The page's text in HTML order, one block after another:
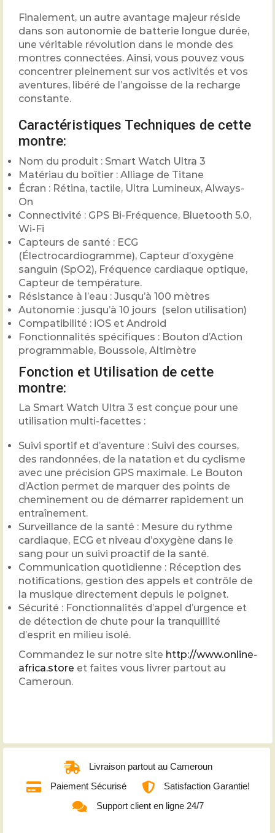
Finalement, un autre avantage majeur réside
dans son autonomie de batterie longue durée,
une véritable révolution dans le monde des
montres connectées. Ainsi, vous pouvez vous
concentrer pleinement sur vos activités et vos
aventures, libéré de l’angoisse de la recharge
constante.
Caractéristiques Techniques de cette
montre:
Nom du produit : Smart Watch Ultra 3
Matériau du boîtier : Alliage de Titane
Écran : Rétina, tactile, Ultra Lumineux, Always-
On
Connectivité : GPS Bi-Fréquence, Bluetooth 5.0,
Wi-Fi
Capteurs de santé : ECG
(Électrocardiogramme), Capteur d’oxygène
sanguin (SpO2), Fréquence cardiaque optique,
Capteur de température.
Résistance à l’eau : Jusqu’à 100 mètres
Autonomie : jusqu’à 10 jours (selon utilisation)
Compatibilité : iOS et Android
Fonctionnalités spécifiques : Bouton d’Action
programmable, Boussole, Altimètre
Fonction et Utilisation de cette
montre:
La Smart Watch Ultra 3 est conçue pour une
utilisation multi-facettes :
Suivi sportif et d’aventure : Suivi des courses,
des randonnées, de la natation et du cyclisme
avec une précision GPS maximale. Le Bouton
d’Action permet de marquer des points de
cheminement ou de démarrer rapidement un
entraînement.
Surveillance de la santé : Mesure du rythme
cardiaque, ECG et niveau d’oxygène dans le
sang pour un suivi proactif de la santé.
Communication quotidienne : Réception des
notifications, gestion des appels et contrôle de
la musique directement depuis le poignet.
Sécurité : Fonctionnalités d’appel d’urgence et
de détection de chute pour la tranquillité
d’esprit en milieu isolé.
Commandez le sur notre site http://www.online-
africa.store et faites vous livrer partout au
Cameroun.
Livraison partout au Cameroun
Paiement Sécurisé
Satisfaction Garantie!
Support client en ligne 24/7